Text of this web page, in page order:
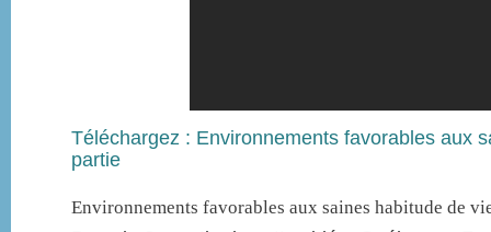
Téléchargez : Environnements favorables aux
partie
Environnements favorables aux saines habitude de